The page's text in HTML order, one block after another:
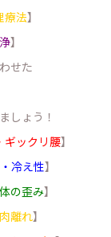
療法】
】
せた
しょう！
ギックリ腰】
冷え性】
の歪み】
離れ】